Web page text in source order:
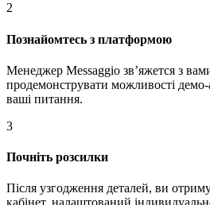
2
Познайомтесь з платформою
Менеджер Messaggio звʼяжется з
продемонструвати можливості демо-
ваші питання.
3
Почніть розсилки
Після узгодження деталей, ви